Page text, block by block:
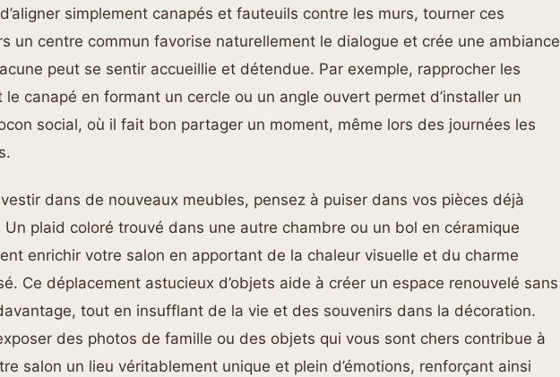
simplement canapés et fauteuils contre les murs, tourner ces
un centre commun favorise naturellement le dialogue et crée une ambiance
peut se sentir accueillie et détendue. Par exemple, rapprocher les
canapé en formant un cercle ou un angle ouvert permet d’installer un
social, où il fait bon partager un moment, même lors des journées les
dans de nouveaux meubles, pensez à puiser dans vos pièces déjà
Un plaid coloré trouvé dans une autre chambre ou un bol en céramique
enrichir votre salon en apportant de la chaleur visuelle et du charme
Ce déplacement astucieux d’objets aide à créer un espace renouvelé sans
tout en insufflant de la vie et des souvenirs dans la décoration.
des photos de famille ou des objets qui vous sont chers contribue à
salon un lieu véritablement unique et plein d’émotions, renforçant ainsi